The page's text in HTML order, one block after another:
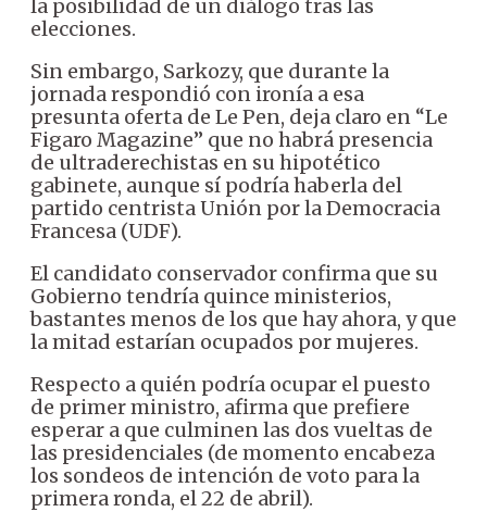
la posibilidad de un diálogo tras las
elecciones.
Sin embargo, Sarkozy, que durante la
jornada respondió con ironía a esa
presunta oferta de Le Pen, deja claro en “Le
Figaro Magazine” que no habrá presencia
de ultraderechistas en su hipotético
gabinete, aunque sí podría haberla del
partido centrista Unión por la Democracia
Francesa (UDF).
El candidato conservador confirma que su
Gobierno tendría quince ministerios,
bastantes menos de los que hay ahora, y que
la mitad estarían ocupados por mujeres.
Respecto a quién podría ocupar el puesto
de primer ministro, afirma que prefiere
esperar a que culminen las dos vueltas de
las presidenciales (de momento encabeza
los sondeos de intención de voto para la
primera ronda, el 22 de abril).